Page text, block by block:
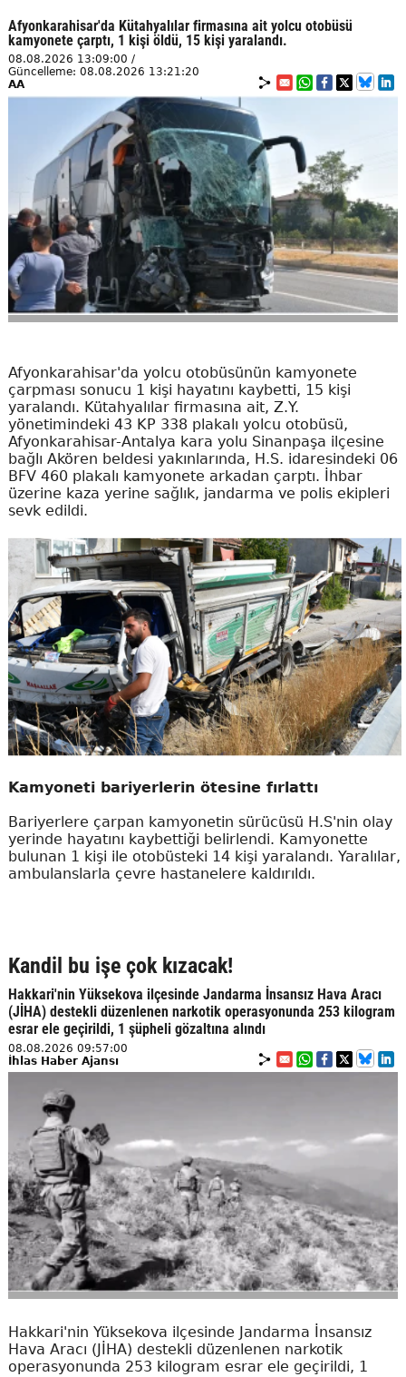
Afyonkarahisar'da Kütahyalılar firmasına ait yolcu otobüsü
kamyonete çarptı, 1 kişi öldü, 15 kişi yaralandı.
08.08.2026 13:09:00 /
Güncelleme: 08.08.2026 13:21:20
AA
Afyonkarahisar'da yolcu otobüsünün kamyonete
çarpması sonucu 1 kişi hayatını kaybetti, 15 kişi
yaralandı. Kütahyalılar firmasına ait, Z.Y.
yönetimindeki 43 KP 338 plakalı yolcu otobüsü,
Afyonkarahisar-Antalya kara yolu Sinanpaşa ilçesine
bağlı Akören beldesi yakınlarında, H.S. idaresindeki 06
BFV 460 plakalı kamyonete arkadan çarptı. İhbar
üzerine kaza yerine sağlık, jandarma ve polis ekipleri
sevk edildi.
Kamyoneti bariyerlerin ötesine fırlattı
Bariyerlere çarpan kamyonetin sürücüsü H.S'nin olay
yerinde hayatını kaybettiği belirlendi. Kamyonette
bulunan 1 kişi ile otobüsteki 14 kişi yaralandı. Yaralılar,
ambulanslarla çevre hastanelere kaldırıldı.
Kandil bu işe çok kızacak!
Hakkari'nin Yüksekova ilçesinde Jandarma İnsansız Hava Aracı
(JİHA) destekli düzenlenen narkotik operasyonunda 253 kilogram
esrar ele geçirildi, 1 şüpheli gözaltına alındı
08.08.2026 09:57:00
İhlas Haber Ajansı
Hakkari'nin Yüksekova ilçesinde Jandarma İnsansız
Hava Aracı (JİHA) destekli düzenlenen narkotik
operasyonunda 253 kilogram esrar ele geçirildi, 1